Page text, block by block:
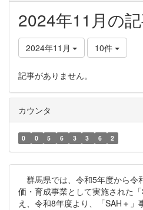
2024年11月の
2024年11月 10件
記事がありません。
カウンタ
0 0 5 6 3 3 6 2
群馬県では、令和5年度から令
価・育成事業として実施された
え、令和8年度より、「SAH＋」